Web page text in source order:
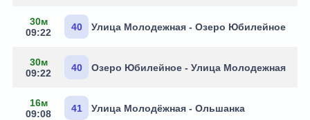
30м
09:22
40 Улица Молодежная - Озеро Юбилейное
30м
09:22
40 Озеро Юбилейное - Улица Молодежная
16м
09:08
41 Улица Молодёжная - Ольшанка